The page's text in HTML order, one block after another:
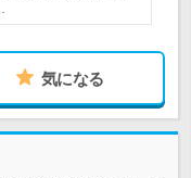
気になる